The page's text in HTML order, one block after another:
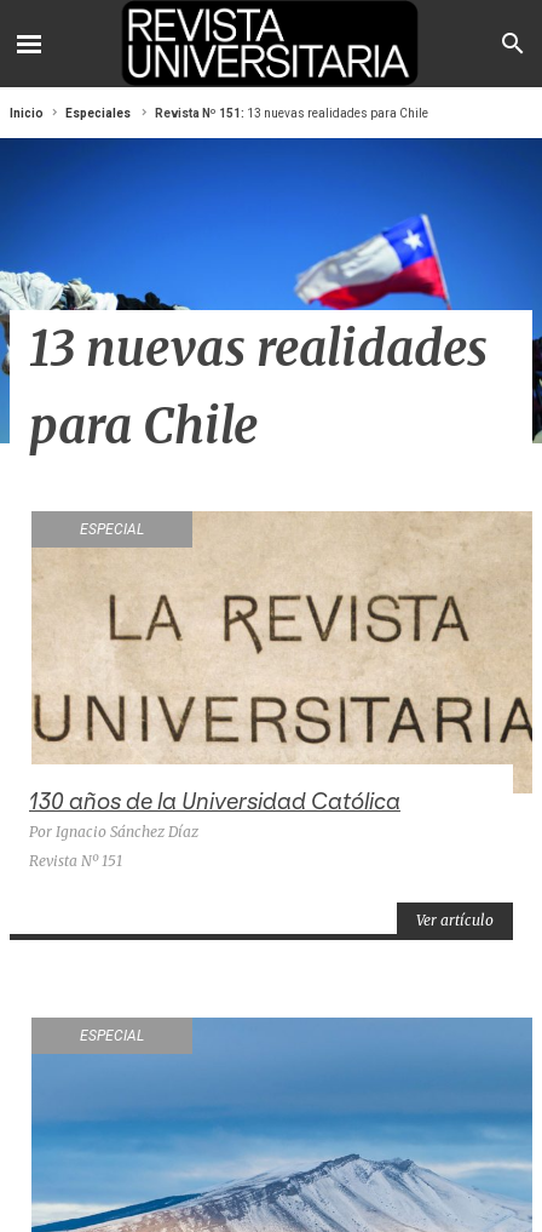
Inicio Especiales Revista Nº 151: 13 nuevas realidades para Chile
13 nuevas realidades
para Chile
ESPECIAL
130 años de la Universidad Católica
Por Ignacio Sánchez Díaz
Revista Nº 151
Ver artículo
ESPECIAL